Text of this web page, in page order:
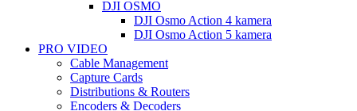
DJI OSMO
DJI Osmo Action 4 kamera
DJI Osmo Action 5 kamera
PRO VIDEO
Cable Management
Capture Cards
Distributions & Routers
Encoders & Decoders